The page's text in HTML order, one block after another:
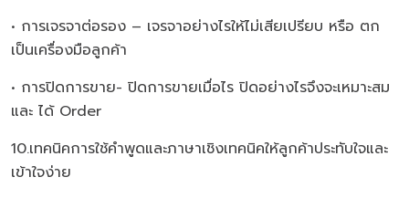
• การเจรจาต่อรอง – เจรจาอย่างไรให้ไม่เสียเปรียบ หรือ ตก
เป็นเครื่องมือลูกค้า
• การปิดการขาย- ปิดการขายเมื่อไร ปิดอย่างไรจึงจะเหมาะสม
และ ได้ Order
10.เทคนิคการใช้คำพูดและภาษาเชิงเทคนิคให้ลูกค้าประทับใจและ
เข้าใจง่าย